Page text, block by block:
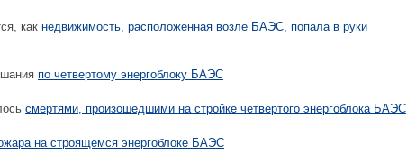
как недвижимость, расположенная возле БАЭС, попала в руки
по четвертому энергоблоку БАЭС
смертями, произошедшими на стройке четвертого энергоблока БАЭС
на строящемся энергоблоке БАЭС